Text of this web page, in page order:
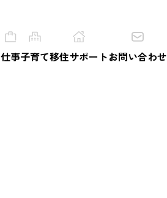
仕事子育て移住サポートお問い合わせ